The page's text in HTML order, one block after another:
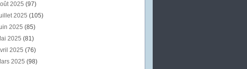
2025 (97)
2025 (105)
2025 (85)
2025 (81)
2025 (76)
2025 (98)